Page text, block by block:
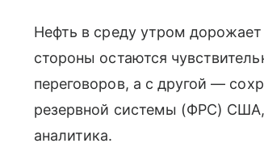
Нефть в среду утром
стороны остаются
переговоров, а с другой —
резервной системы (ФРС) США,
аналитика.